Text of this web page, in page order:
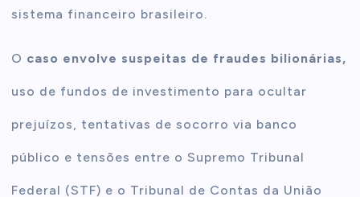
sistema financeiro brasileiro.
O caso envolve suspeitas de fraudes bilionárias,
uso de fundos de investimento para ocultar
prejuízos, tentativas de socorro via banco
público e tensões entre o Supremo Tribunal
Federal (STF) e o Tribunal de Contas da União